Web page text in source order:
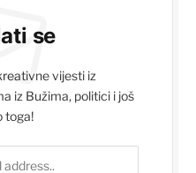
se
vijesti iz
iz Bužima, politici i još
toga!